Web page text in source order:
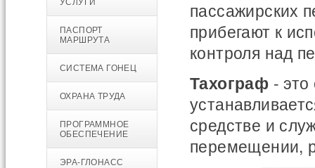
пассажирских
прибегают к
контроля над
Тахограф -
средстве и
перемещении,
УСЛУГИ
ПАСПОРТ
МАРШРУТА
СИСТЕМА ГОНЕЦ
ОХРАНА ТРУДА
ПРОГРАММНОЕ
ОБЕСПЕЧЕНИЕ
ЭРА-ГЛОНАСС